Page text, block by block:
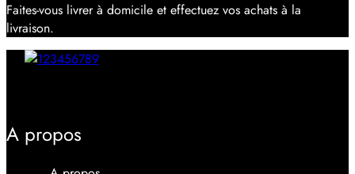
Faites-vous livrer à domicile et effectuez vos achats à la
livraison.
A propos